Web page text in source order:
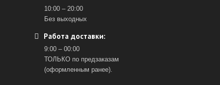
10:00 – 20:00
Без выходных
Работа доставки:
9:00 – 00:00
ТОЛЬКО по предзаказам
(оформленным ранее).